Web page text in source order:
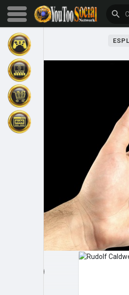
Sfoglia gli eventi
Post popolari